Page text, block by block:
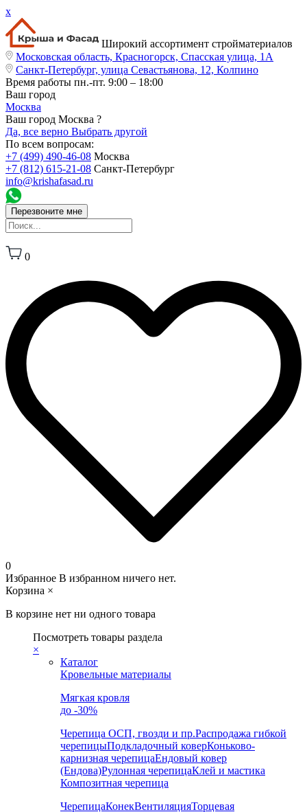
x
Широкий ассортимент стройматериалов
Московская область, Красногорск, Спасская улица, 1А
Санкт-Петербург, улица Севастьянова, 12, Колпино
Время работы пн.-пт. 9:00 – 18:00
Ваш город
Москва
Ваш город Москва ?
Да, все верно Выбрать другой
По всем вопросам:
+7 (499) 490-46-08 Москва
+7 (812) 615-21-08 Санкт-Петербург
info@krishafasad.ru
Перезвоните мне
0
0
Избранное В избранном ничего нет.
Корзина ×
В корзине нет ни одного товара
Посмотреть товары раздела
×
Каталог
Кровельные материалы
Мягкая кровля
до -30%
Черепица ОСП, гвозди и пр.Распродажа гибкой
черепицыПодкладочный коверКоньково-
карнизная черепицаЕндовый ковер
(Ендова)Рулонная черепицаКлей и мастика
Композитная черепица
ЧерепицаКонекВентиляцияТорцевая